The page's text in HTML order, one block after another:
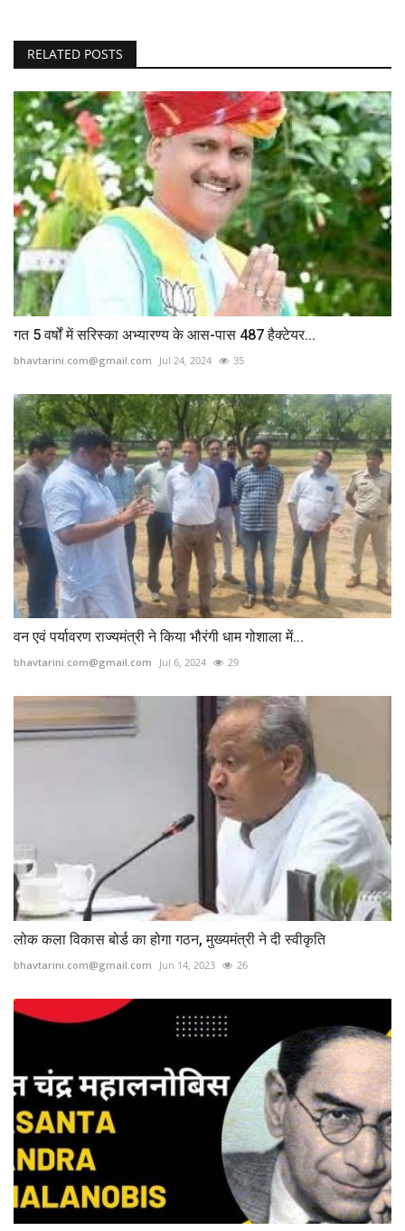
RELATED POSTS
गत 5 वर्षों में सरिस्‍का अभ्‍यारण्‍य के आस-पास 487 हैक्टेयर...
bhavtarini.com@gmail.com Jul 24, 2024 35
वन एवं पर्यावरण राज्यमंत्री ने किया भौरंगी धाम गोशाला में...
bhavtarini.com@gmail.com Jul 6, 2024 29
लोक कला विकास बोर्ड का होगा गठन, मुख्यमंत्री ने दी स्वीकृति
bhavtarini.com@gmail.com Jun 14, 2023 26